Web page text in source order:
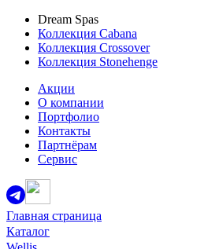
Dream Spas
Коллекция Cabana
Коллекция Crossover
Коллекция Stonehenge
Акции
О компании
Портфолио
Контакты
Партнёрам
Сервис
Главная страница
Каталог